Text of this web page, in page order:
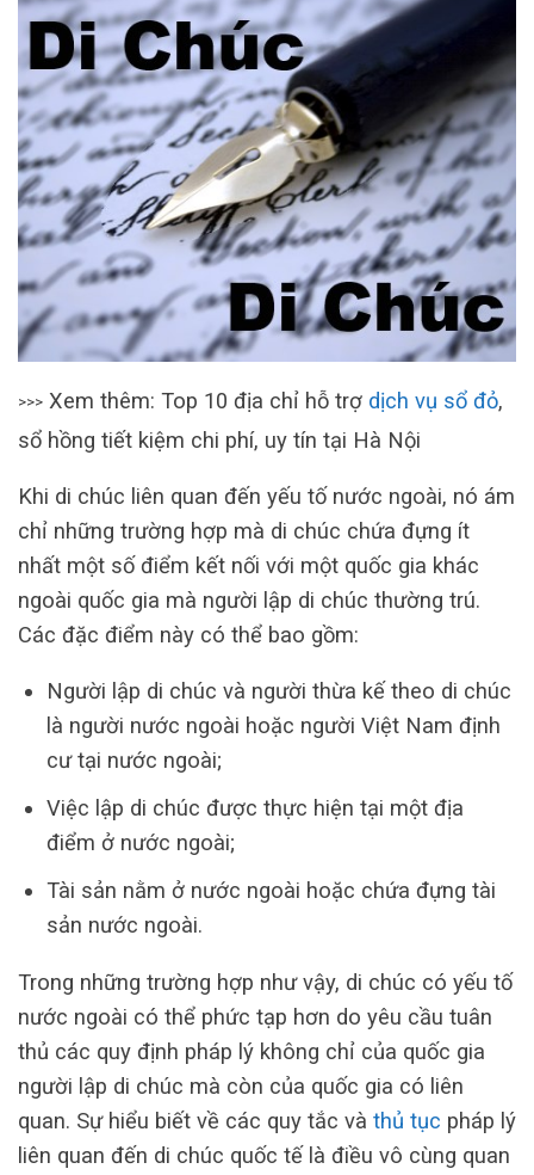
>>> Xem thêm: Top 10 địa chỉ hỗ trợ dịch vụ sổ đỏ,
sổ hồng tiết kiệm chi phí, uy tín tại Hà Nội
Khi di chúc liên quan đến yếu tố nước ngoài, nó ám
chỉ những trường hợp mà di chúc chứa đựng ít
nhất một số điểm kết nối với một quốc gia khác
ngoài quốc gia mà người lập di chúc thường trú.
Các đặc điểm này có thể bao gồm:
Người lập di chúc và người thừa kế theo di chúc
là người nước ngoài hoặc người Việt Nam định
cư tại nước ngoài;
Việc lập di chúc được thực hiện tại một địa
điểm ở nước ngoài;
Tài sản nằm ở nước ngoài hoặc chứa đựng tài
sản nước ngoài.
Trong những trường hợp như vậy, di chúc có yếu tố
nước ngoài có thể phức tạp hơn do yêu cầu tuân
thủ các quy định pháp lý không chỉ của quốc gia
người lập di chúc mà còn của quốc gia có liên
quan. Sự hiểu biết về các quy tắc và thủ tục pháp lý
liên quan đến di chúc quốc tế là điều vô cùng quan